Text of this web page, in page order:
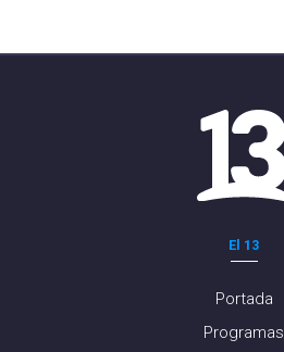
El 13
Portada
Programas